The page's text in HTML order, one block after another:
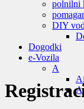
polnilni
DIY
Dogodki
e-Vozila
A